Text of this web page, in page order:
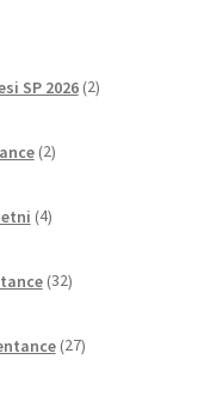
SP 2026 2izdelka
2izdelka
4izdelki
32izdelkov
27izdelkov